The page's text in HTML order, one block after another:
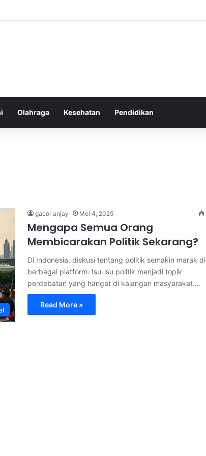
Olahraga Kesehatan Pendidikan
gacor anjay Mei 4, 2025
Mengapa Semua Orang
Membicarakan Politik Sekarang?
Di Indonesia, diskusi tentang politik semakin marak di
berbagai platform. Isu-isu politik menjadi topik
perdebatan yang hangat di kalangan masyarakat.…
Read More »